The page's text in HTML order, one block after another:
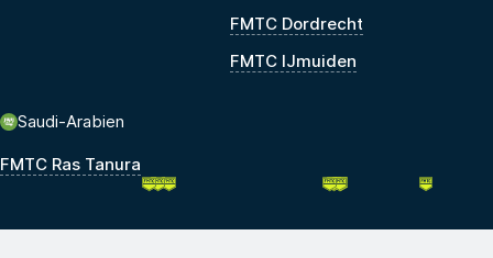
FMTC Dordrecht
FMTC IJmuiden
Saudi-Arabien
FMTC Ras Tanura